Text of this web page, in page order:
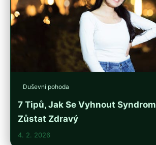
Duševní pohoda
7 Tipů, Jak Se Vyhnout
Zůstat Zdravý
4. 2. 2026